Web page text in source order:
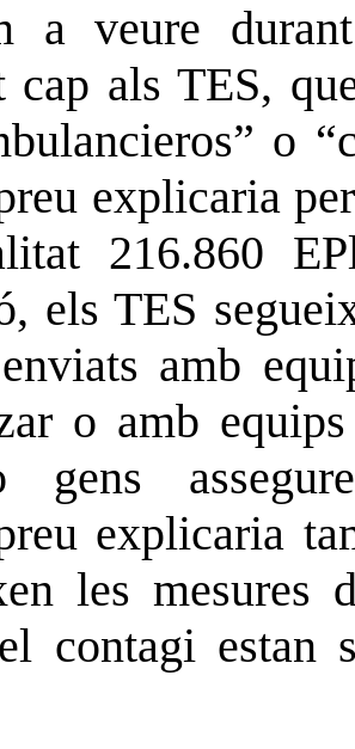
a veure
cap als TES,
o
explicaria
216.860
els TES
amb
o amb
explicaria
les mesures
contagi estan